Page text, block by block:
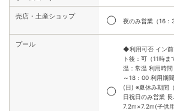
売店・土産ショップ
◯ 夜のみ営業（16：
プール
◯
◆利用可否 イン前
ト後：可（11時
温：常温 利用時
～18：00 利用期
(日) ※夏休み期間
日祝日のみ営業
7.2m×7.2m(子供